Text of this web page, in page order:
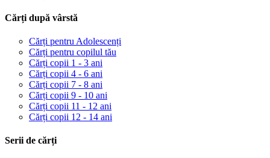
Cărți după vârstă
Cărți pentru Adolescenți
Cărți pentru copilul tău
Cărți copii 1 - 3 ani
Cărți copii 4 - 6 ani
Cărți copii 7 - 8 ani
Cărți copii 9 - 10 ani
Cărți copii 11 - 12 ani
Cărți copii 12 - 14 ani
Serii de cărți